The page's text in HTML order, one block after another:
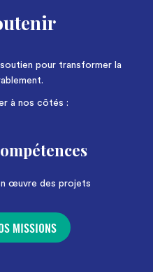
pour transformer la
à nos côtés :
œuvre des projets
MISSIONS